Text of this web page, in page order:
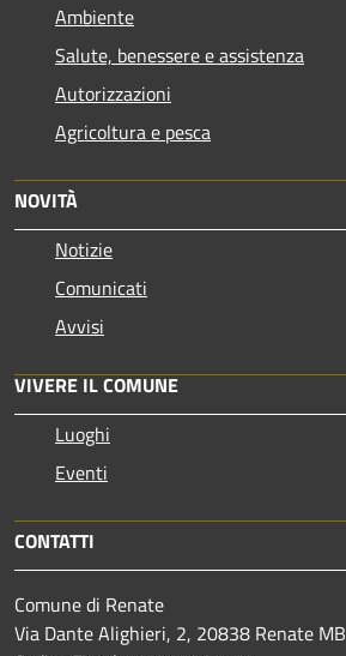
Ambiente
Salute, benessere e assistenza
Autorizzazioni
Agricoltura e pesca
NOVITÀ
Notizie
Comunicati
Avvisi
VIVERE IL COMUNE
Luoghi
Eventi
CONTATTI
Comune di Renate
Via Dante Alighieri, 2, 20838 Renate MB